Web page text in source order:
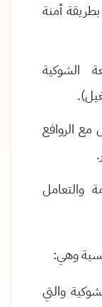
أمنة
الشوكية
مع الروافع
والتعامل
:
والتي